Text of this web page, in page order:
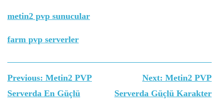
metin2 pvp sunucular
farm pvp serverler
Yazı
gezinmesi
Previous: Metin2 PVP
Serverda En Güçlü
Next: Metin2 PVP
Serverda Güçlü Karakter